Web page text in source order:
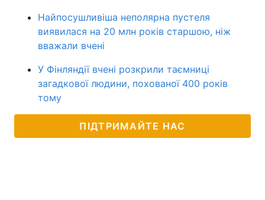
Найпосушливіша неполярна пустеля
виявилася на 20 млн років старшою, ніж
вважали вчені
У Фінляндії вчені розкрили таємниці
загадкової людини, похованої 400 років
тому
ПІДТРИМАЙТЕ НАС